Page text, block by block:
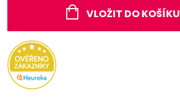
VLOŽIT DO KOŠÍKU